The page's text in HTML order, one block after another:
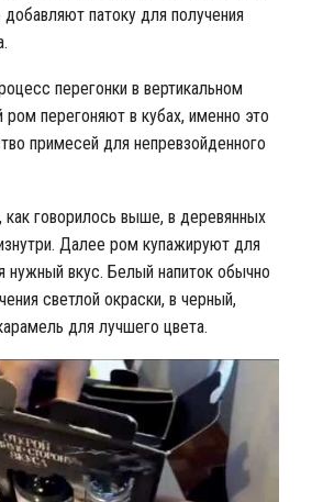
патоку для получения
перегонки в вертикальном
перегоняют в кубах, именно это
примесей для непревзойденного
говорилось выше, в деревянных
Далее ром купажируют для
нужный вкус. Белый напиток обычно
светлой окраски, в черный,
для лучшего цвета.